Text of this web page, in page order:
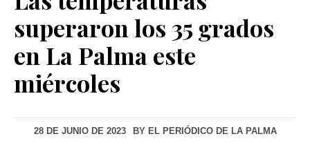
superaron los 35 grados
en La Palma este
miércoles
28 DE JUNIO DE 2023 BY EL PERIÓDICO DE LA PALMA